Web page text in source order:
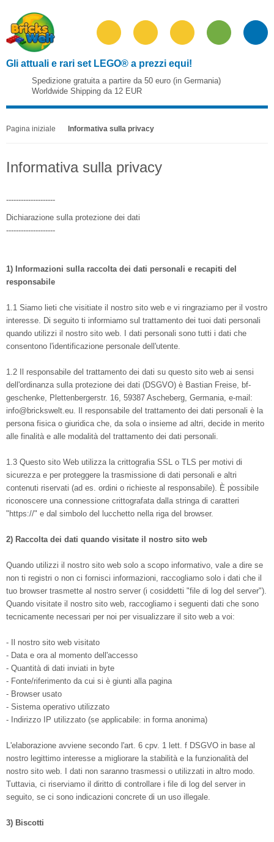
Gli attuali e rari set LEGO® a prezzi equi!
Spedizione gratuita a partire da 50 euro (in Germania)
Worldwide Shipping da 12 EUR
Pagina iniziale Informativa sulla privacy
Informativa sulla privacy
--------------------
Dichiarazione sulla protezione dei dati
--------------------
1) Informazioni sulla raccolta dei dati personali e recapiti del
responsabile
1.1 Siamo lieti che visitiate il nostro sito web e vi ringraziamo per il vostro
interesse. Di seguito ti informiamo sul trattamento dei tuoi dati personali
quando utilizzi il nostro sito web. I dati personali sono tutti i dati che
consentono l'identificazione personale dell'utente.
1.2 Il responsabile del trattamento dei dati su questo sito web ai sensi
dell'ordinanza sulla protezione dei dati (DSGVO) è Bastian Freise, bf-
geschenke, Plettenbergerstr. 16, 59387 Ascheberg, Germania, e-mail:
info@brickswelt.eu. Il responsabile del trattamento dei dati personali è la
persona fisica o giuridica che, da sola o insieme ad altri, decide in merito
alle finalità e alle modalità del trattamento dei dati personali.
1.3 Questo sito Web utilizza la crittografia SSL o TLS per motivi di
sicurezza e per proteggere la trasmissione di dati personali e altri
contenuti riservati (ad es. ordini o richieste al responsabile). È possibile
riconoscere una connessione crittografata dalla stringa di caratteri
"https://" e dal simbolo del lucchetto nella riga del browser.
2) Raccolta dei dati quando visitate il nostro sito web
Quando utilizzi il nostro sito web solo a scopo informativo, vale a dire se
non ti registri o non ci fornisci informazioni, raccogliamo solo i dati che il
tuo browser trasmette al nostro server (i cosiddetti "file di log del server").
Quando visitate il nostro sito web, raccogliamo i seguenti dati che sono
tecnicamente necessari per noi per visualizzare il sito web a voi:
- Il nostro sito web visitato
- Data e ora al momento dell'accesso
- Quantità di dati inviati in byte
- Fonte/riferimento da cui si è giunti alla pagina
- Browser usato
- Sistema operativo utilizzato
- Indirizzo IP utilizzato (se applicabile: in forma anonima)
L'elaborazione avviene secondo l'art. 6 cpv. 1 lett. f DSGVO in base al
nostro legittimo interesse a migliorare la stabilità e la funzionalità del
nostro sito web. I dati non saranno trasmessi o utilizzati in altro modo.
Tuttavia, ci riserviamo il diritto di controllare i file di log del server in
seguito, se ci sono indicazioni concrete di un uso illegale.
3) Biscotti